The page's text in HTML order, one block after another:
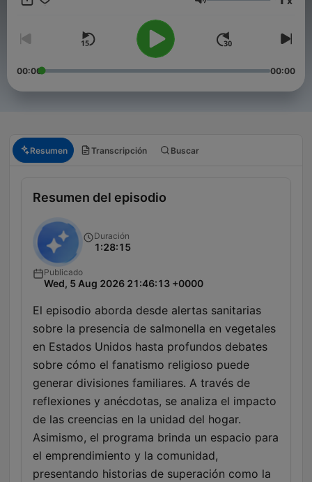
Volumen
00:00 00:00
Resumen Transcripción Buscar
Resumen del episodio
Duración
1:28:15
Publicado
Wed, 5 Aug 2026 21:46:13 +0000
El episodio aborda desde alertas sanitarias
sobre la presencia de salmonella en vegetales
en Estados Unidos hasta profundos debates
sobre cómo el fanatismo religioso puede
generar divisiones familiares. A través de
reflexiones y anécdotas, se analiza el impacto
de las creencias en la unidad del hogar.
Asimismo, el programa brinda un espacio para
el emprendimiento y la comunidad,
presentando historias de superación como la